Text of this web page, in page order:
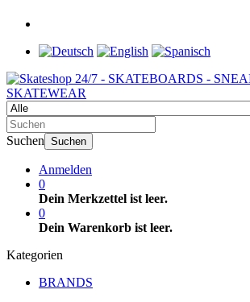
Suchen Suchen
Anmelden
0
Dein Merkzettel ist leer.
0
Dein Warenkorb ist leer.
Kategorien
BRANDS